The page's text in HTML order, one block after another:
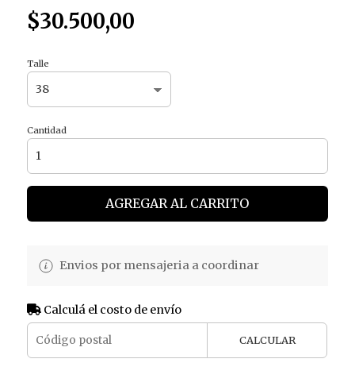
$30.500,00
Talle
Cantidad
AGREGAR AL CARRITO
Envios por mensajeria a coordinar
Calculá el costo de envío
CALCULAR